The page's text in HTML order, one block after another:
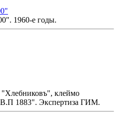
1960-е годы.
"Хлебниковъ", клеймо
1883". Экспертиза ГИМ.